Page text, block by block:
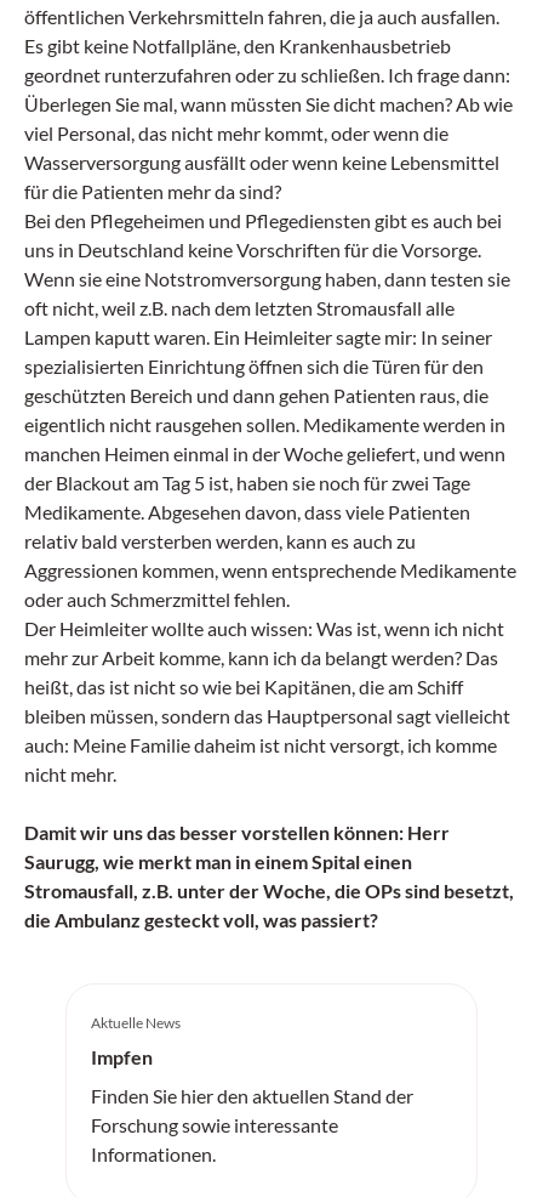
öffentlichen Verkehrsmitteln fahren, die ja auch ausfallen.
Es gibt keine Notfallpläne, den Krankenhausbetrieb
geordnet runterzufahren oder zu schließen. Ich frage dann:
Überlegen Sie mal, wann müssten Sie dicht machen? Ab wie
viel Personal, das nicht mehr kommt, oder wenn die
Wasserversorgung ausfällt oder wenn keine Lebensmittel
für die Patienten mehr da sind?
Bei den Pflegeheimen und Pflegediensten gibt es auch bei
uns in Deutschland keine Vorschriften für die Vorsorge.
Wenn sie eine Notstromversorgung haben, dann testen sie
oft nicht, weil z.B. nach dem letzten Stromausfall alle
Lampen kaputt waren. Ein Heimleiter sagte mir: In seiner
spezialisierten Einrichtung öffnen sich die Türen für den
geschützten Bereich und dann gehen Patienten raus, die
eigentlich nicht rausgehen sollen. Medikamente werden in
manchen Heimen einmal in der Woche geliefert, und wenn
der Blackout am Tag 5 ist, haben sie noch für zwei Tage
Medikamente. Abgesehen davon, dass viele Patienten
relativ bald versterben werden, kann es auch zu
Aggressionen kommen, wenn entsprechende Medikamente
oder auch Schmerzmittel fehlen.
Der Heimleiter wollte auch wissen: Was ist, wenn ich nicht
mehr zur Arbeit komme, kann ich da belangt werden? Das
heißt, das ist nicht so wie bei Kapitänen, die am Schiff
bleiben müssen, sondern das Hauptpersonal sagt vielleicht
auch: Meine Familie daheim ist nicht versorgt, ich komme
nicht mehr.
Damit wir uns das besser vorstellen können: Herr
Saurugg, wie merkt man in einem Spital einen
Stromausfall, z.B. unter der Woche, die OPs sind besetzt,
die Ambulanz gesteckt voll, was passiert?
Aktuelle News
Impfen
Finden Sie hier den aktuellen Stand der
Forschung sowie interessante
Informationen.